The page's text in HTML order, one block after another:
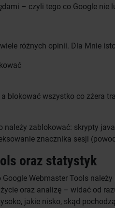
– czyli tego co Google nie
różnych opinii. Dla Mnie
blokować wszystko co zżera
zablokować: skrypty
znacznika sesji
oraz statystyk
Webmaster Tools
oraz analizę – widać od
jakie nisko, skąd